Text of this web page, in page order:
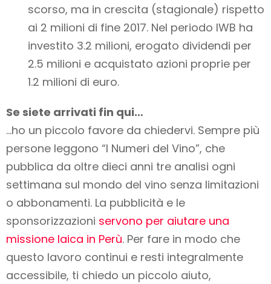
scorso, ma in crescita (stagionale) rispetto
ai 2 milioni di fine 2017. Nel periodo IWB ha
investito 3.2 milioni, erogato dividendi per
2.5 milioni e acquistato azioni proprie per
1.2 milioni di euro.
Se siete arrivati fin qui…
…ho un piccolo favore da chiedervi. Sempre più
persone leggono “I Numeri del Vino”, che
pubblica da oltre dieci anni tre analisi ogni
settimana sul mondo del vino senza limitazioni
o abbonamenti. La pubblicità e le
sponsorizzazioni servono per aiutare una
missione laica in Perù. Per fare in modo che
questo lavoro continui e resti integralmente
accessibile, ti chiedo un piccolo aiuto,